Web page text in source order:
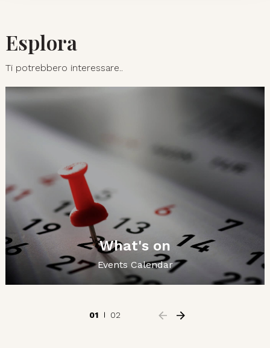
Esplora
Ti potrebbero interessare..
What's on
Events Calendar
01 02